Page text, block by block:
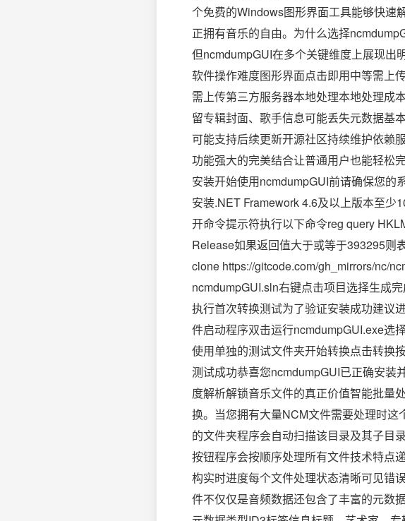
个免费的Windows图形界面工具能够快速
正拥有音乐的自由。为什么选择
但ncmdumpGUI在多个关键维度上展现出
软件操作难度图形界面点击即用中等需上
需上传第三方服务器本地处理本地处理成
留专辑封面、歌手信息可能丢失元数据基
可能支持后续更新开源社区持续维护依赖
功能强大的完美结合让普通用户也能轻松
安装开始使用ncmdumpGUI前请确保您
安装.NET Framework 4.6及以上版本至
开命令提示符执行以下命令reg query
Release如果返回值大于或等于393295则
clone https://gitcode.com/gh_mirrors/nc/
ncmdumpGUI.sln右键点击项目选择生成
执行首次转换测试为了验证安装成功建议
件启动程序双击运行ncmdumpGUI.exe选
使用单独的测试文件夹开始转换点击转换
测试成功恭喜您ncmdumpGUI已正确安装
度解析解锁音乐文件的真正价值智能批量
换。当您拥有大量NCM文件需要处理时
的文件夹程序会自动扫描该目录及其子目
按钮程序会按顺序处理所有文件技术特点
构实时进度每个文件处理状态清晰可见错
件不仅仅是音频数据还包含了丰富的元数